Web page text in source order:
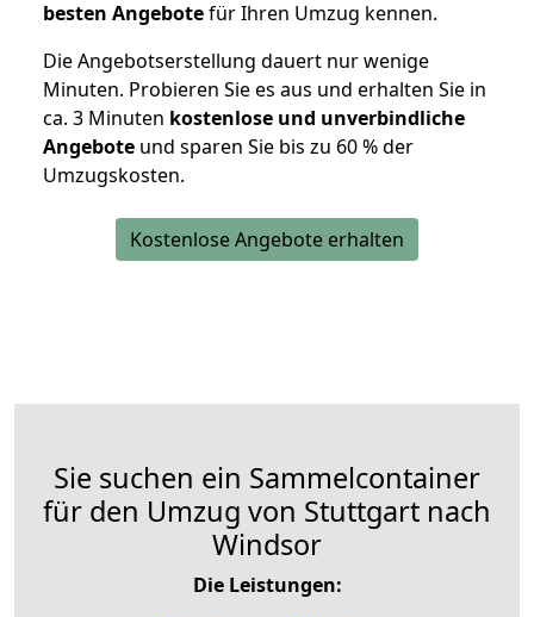
besten Angebotefür Ihren Umzug kennen.
Die Angebotserstellung dauert nur wenige
Minuten. Probieren Sie es aus und erhalten Sie in
ca. 3 Minuten kostenlose und unverbindliche
Angebote und sparen Sie bis zu 60 % der
Umzugskosten.
Kostenlose Angebote erhalten
Sie suchen ein Sammelcontainer
für den Umzug von Stuttgart nach
Windsor
Die Leistungen: